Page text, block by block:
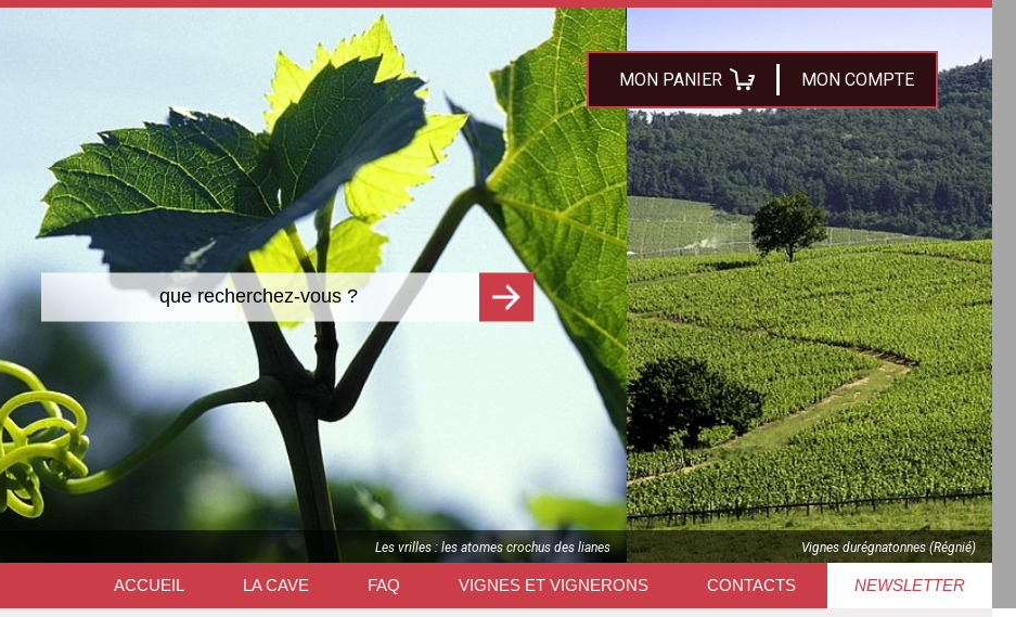
MON PANIER MON COMPTE
Les vrilles : les atomes crochus des lianes Vignes durégnatonnes (Régnié)
ACCUEIL LA CAVE FAQ VIGNES ET VIGNERONS CONTACTS NEWSLETTER